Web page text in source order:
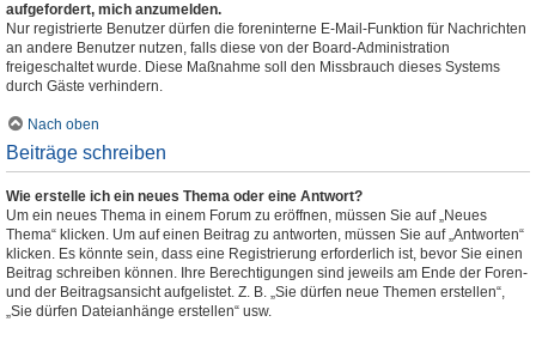
aufgefordert, mich anzumelden.
Nur registrierte Benutzer dürfen die foreninterne E-Mail-Funktion für Nachrichten
an andere Benutzer nutzen, falls diese von der Board-Administration
freigeschaltet wurde. Diese Maßnahme soll den Missbrauch dieses Systems
durch Gäste verhindern.
Nach oben
Beiträge schreiben
Wie erstelle ich ein neues Thema oder eine Antwort?
Um ein neues Thema in einem Forum zu eröffnen, müssen Sie auf „Neues
Thema“ klicken. Um auf einen Beitrag zu antworten, müssen Sie auf „Antworten“
klicken. Es könnte sein, dass eine Registrierung erforderlich ist, bevor Sie einen
Beitrag schreiben können. Ihre Berechtigungen sind jeweils am Ende der Foren-
und der Beitragsansicht aufgelistet. Z. B. „Sie dürfen neue Themen erstellen“,
„Sie dürfen Dateianhänge erstellen“ usw.